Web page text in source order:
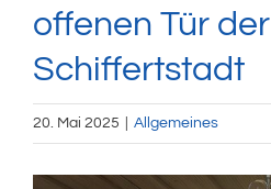
offenen Tür
Schiffertstadt
20. Mai 2025 Allgemeines